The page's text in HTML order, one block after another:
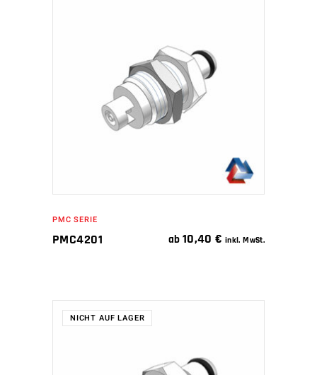
IN DEN WARENKORB
PMC SERIE
PMC4201 ab 10,40€ inkl. MwSt.
NICHT AUF LAGER